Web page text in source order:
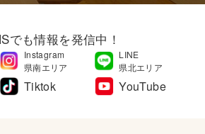
でも情報を発信中！
Instagram
県南エリア
LINE
県北エリア
Tiktok YouTube